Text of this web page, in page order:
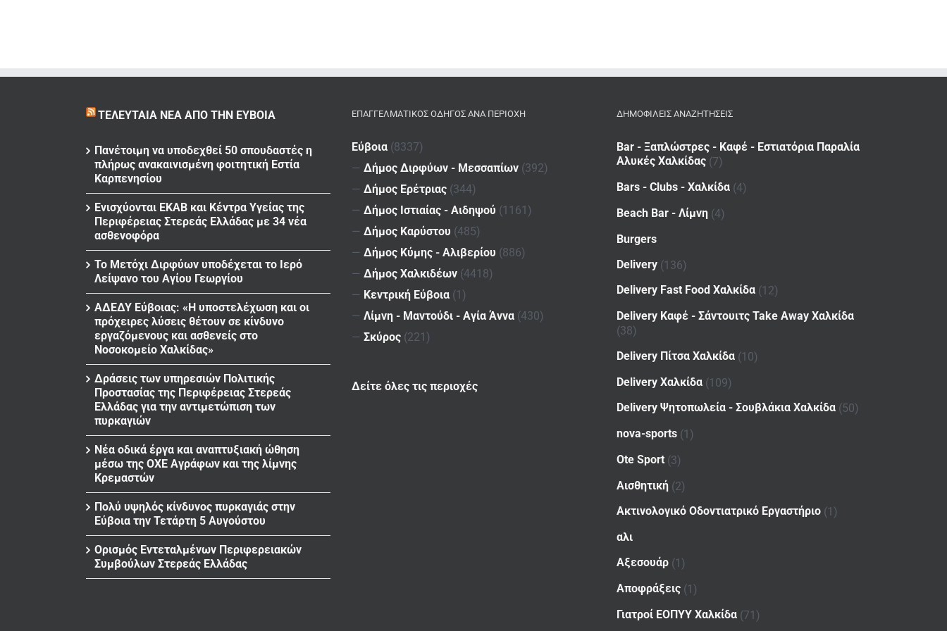
ΤΕΛΕΥΤΑΊΑ ΝΈΑ ΑΠΌ ΤΗΝ ΕΎΒΟΙΑ
Πανέτοιμη να υποδεχθεί 50 σπουδαστές η
πλήρως ανακαινισμένη φοιτητική Εστία
Καρπενησίου
Ενισχύονται ΕΚΑΒ και Κέντρα Υγείας της
Περιφέρειας Στερεάς Ελλάδας με 34 νέα
ασθενοφόρα
Το Μετόχι Διρφύων υποδέχεται το Ιερό
Λείψανο του Αγίου Γεωργίου
ΑΔΕΔΥ Εύβοιας: «Η υποστελέχωση και οι
πρόχειρες λύσεις θέτουν σε κίνδυνο
εργαζόμενους και ασθενείς στο
Νοσοκομείο Χαλκίδας»
Δράσεις των υπηρεσιών Πολιτικής
Προστασίας της Περιφέρειας Στερεάς
Ελλάδας για την αντιμετώπιση των
πυρκαγιών
Νέα οδικά έργα και αναπτυξιακή ώθηση
μέσω της ΟΧΕ Αγράφων και της λίμνης
Κρεμαστών
Πολύ υψηλός κίνδυνος πυρκαγιάς στην
Εύβοια την Τετάρτη 5 Αυγούστου
Ορισμός Εντεταλμένων Περιφερειακών
Συμβούλων Στερεάς Ελλάδας
ΕΠΑΓΓΕΛΜΑΤΙΚΌΣ ΟΔΗΓΌΣ ΑΝΆ ΠΕΡΙΟΧΉ
Εύβοια (8337)
— Δήμος Διρφύων - Μεσσαπίων (392)
— Δήμος Ερέτριας (344)
— Δήμος Ιστιαίας - Αιδηψού (1161)
— Δήμος Καρύστου (485)
— Δήμος Κύμης - Αλιβερίου (886)
— Δήμος Χαλκιδέων (4418)
— Κεντρική Εύβοια (1)
— Λίμνη - Μαντούδι - Αγία Άννα (430)
— Σκύρος (221)
Δείτε όλες τις περιοχές
ΔΗΜΟΦΙΛΕΙΣ ΑΝΑΖΗΤΗΣΕΙΣ
Bar - Ξαπλώστρες - Καφέ - Εστιατόρια Παραλία
Αλυκές Χαλκίδας (7)
Bars - Clubs - Χαλκίδα (4)
Beach Bar - Λίμνη (4)
Burgers
Delivery (136)
Delivery Fast Food Χαλκίδα (12)
Delivery Καφέ - Σάντουιτς Take Away Χαλκίδα
(38)
Delivery Πίτσα Χαλκίδα (10)
Delivery Χαλκίδα (109)
Delivery Ψητοπωλεία - Σουβλάκια Χαλκίδα (50)
nova-sports (1)
Ote Sport (3)
Αισθητική (2)
Ακτινολογικό Οδοντιατρικό Εργαστήριο (1)
αλι
Αξεσουάρ (1)
Αποφράξεις (1)
Γιατροί ΕΟΠΥΥ Χαλκίδα (71)